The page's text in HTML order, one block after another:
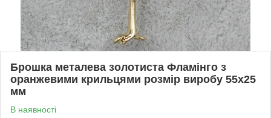
Брошка металева золотиста Фламінго з
оранжевими крильцями розмір виробу 55х25
мм
В наявності